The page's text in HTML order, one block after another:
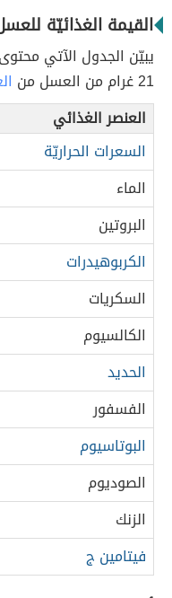
القيمة الغذائيّة
يبيّن الجدول الآتي
21 غرام من العسل من
العنصر الغذائي
السعرات الحراريّة
الماء
البروتين
الكربوهيدرات
السكريات
الكالسيوم
الحديد
الفسفور
البوتاسيوم
الصوديوم
الزنك
فيتامين ج